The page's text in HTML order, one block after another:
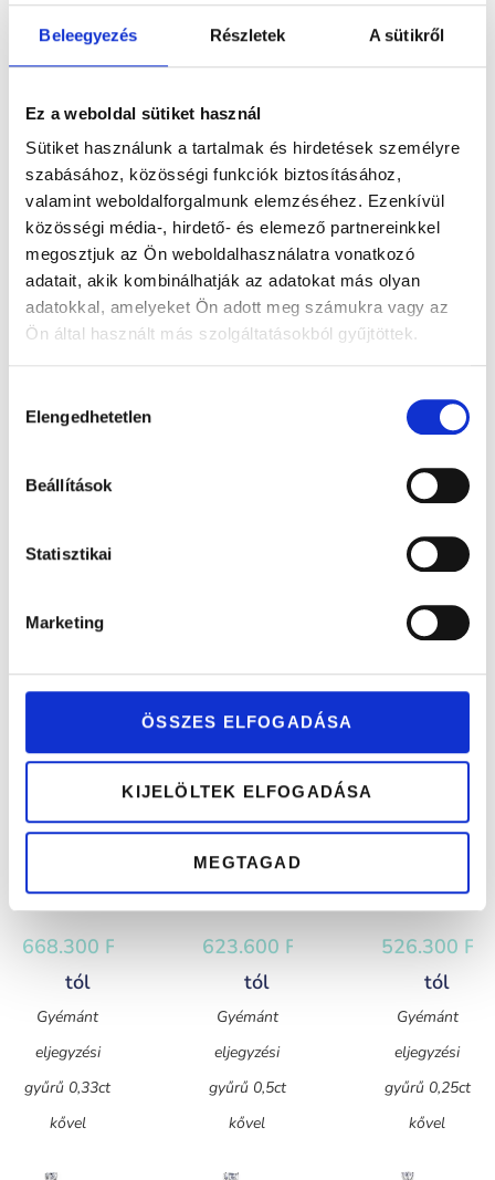
Beleegyezés Részletek A sütikről
Ez a weboldal sütiket használ
Sütiket használunk a tartalmak és hirdetések személyre
szabásához, közösségi funkciók biztosításához,
valamint weboldalforgalmunk elemzéséhez. Ezenkívül
közösségi média-, hirdető- és elemező partnereinkkel
megosztjuk az Ön weboldalhasználatra vonatkozó
adatait, akik kombinálhatják az adatokat más olyan
adatokkal, amelyeket Ön adott meg számukra vagy az
Ön által használt más szolgáltatásokból gyűjtöttek.
kiválasztása
Elengedhetetlen
Beállítások
Statisztikai
Marketing
ÖSSZES ELFOGADÁSA
KIJELÖLTEK ELFOGADÁSA
MEGTAGAD
DAMIRA
1.955.400Ft-
tól
Gyémánt
eljegyzési
gyűrű 1,28ct
kővel
DAMIRA
1.260.900Ft-
tól
Labor
gyémánt
eljegyzési
gyűrű össz.
1.341.300
Gyémánt
eljegyzésigyűrű
0,5ct kővel
364.300Ft
Moissanite
eljegyzésigyűrű
eljegyzési
379.300Ft
tól
Gyémánt
eljegyzési
ELITA
668.300 Ft
tól
Gyémánt
eljegyzési
gyűrű 0,33ct
kővel
ELZA
623.600 Ft
tól
Gyémánt
eljegyzési
gyűrű 0,5ct
kővel
EMILI
526.300 Ft
tól
Gyémánt
eljegyzési
gyűrű 0,25ct
kővel